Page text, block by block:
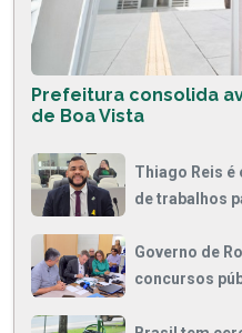
Prefeitura consolida
de Boa Vista
Thiago Reis
de trabalhos
Governo de
concursos